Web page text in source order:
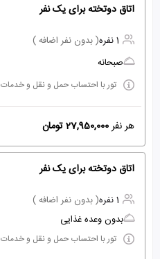
اتاق دوتخته برای یک نفر
1 نفره
( بدون نفر اضافه )
صبحانه
تور با احتساب حمل و نقل و خدمات
هر نفر27,950,000 تومان
اتاق دوتخته برای یک نفر
1 نفره
( بدون نفر اضافه )
بدون وعده غذایی
تور با احتساب حمل و نقل و خدمات